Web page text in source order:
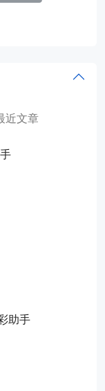
近文章
助手